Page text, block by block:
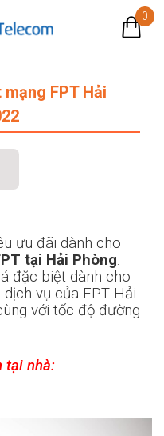
0
FPT Hải
ưu đãi dành cho
tại Hải Phòng.
đặc biệt dành cho
vụ của FPT Hải
với tốc độ đường
tại nhà: